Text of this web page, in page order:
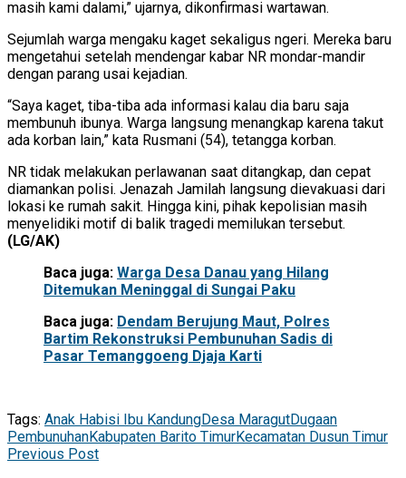
masih kami dalami,” ujarnya, dikonfirmasi wartawan.
Sejumlah warga mengaku kaget sekaligus ngeri. Mereka baru
mengetahui setelah mendengar kabar NR mondar-mandir
dengan parang usai kejadian.
“Saya kaget, tiba-tiba ada informasi kalau dia baru saja
membunuh ibunya. Warga langsung menangkap karena takut
ada korban lain,” kata Rusmani (54), tetangga korban.
NR tidak melakukan perlawanan saat ditangkap, dan cepat
diamankan polisi. Jenazah Jamilah langsung dievakuasi dari
lokasi ke rumah sakit. Hingga kini, pihak kepolisian masih
menyelidiki motif di balik tragedi memilukan tersebut.
(LG/AK)
Baca juga: Warga Desa Danau yang Hilang
Ditemukan Meninggal di Sungai Paku
Baca juga: Dendam Berujung Maut, Polres
Bartim Rekonstruksi Pembunuhan Sadis di
Pasar Temanggoeng Djaja Karti
Tags: Anak Habisi Ibu KandungDesa MaragutDugaan
PembunuhanKabupaten Barito TimurKecamatan Dusun Timur
Previous Post